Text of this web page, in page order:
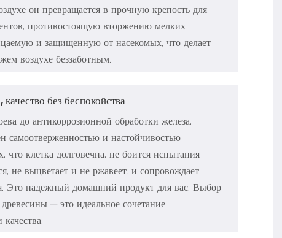
он превращается в прочную крепость для
противостоящую вторжению мелких
и защищенную от насекомых, что делает
воздухе беззаботным.
без беспокойства
до антикоррозионной обработки железа,
самоотверженностью и настойчивостью
что клетка долговечна, не боится испытания
не выцветает и не ржавеет. и сопровождает
Это надежный домашний продукт для вас. Выбор
— это идеальное сочетание